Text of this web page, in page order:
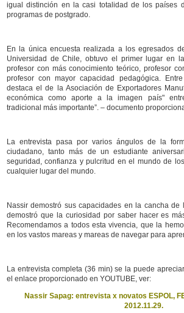
igual distinción en la casi totalidad de los países
programas de postgrado.
En la única encuesta realizada a los egresados
Universidad de Chile, obtuvo el primer lugar en
profesor con más conocimiento teórico, profesor
profesor con mayor capacidad pedagógica.
destaca el de la Asociación de Exportadores
económica como aporte a la imagen país"
tradicional más importante”. – documento
La entrevista pasa por varios ángulos de la
ciudadano, tanto más de un estudiante
seguridad, confianza y pulcritud en el mundo de
cualquier lugar del mundo.
Nassir demostró sus capacidades en la cancha
demostró que la curiosidad por saber hacer es
Recomendamos a todos esta vivencia, que la
en los vastos mareas y mareas de navegar para
La entrevista completa (36 min) se la puede
el enlace proporcionado en YOUTUBE, ver:
Nassir Sapag: entrevista x novatos ESPOL,
2012.11.29.